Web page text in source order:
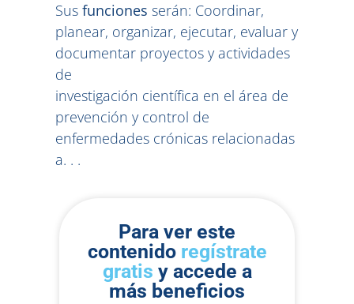
Sus funciones serán: Coordinar,
planear, organizar, ejecutar, evaluar y
documentar proyectos y actividades
de
investigación científica en el área de
prevención y control de
enfermedades crónicas relacionadas
a. . .
Para ver este
contenido regístrate
gratis y accede a
más beneficios